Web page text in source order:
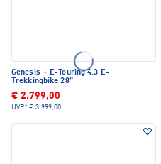
Genesis · E-Touring 4.3 E-
Trekkingbike 28”
€ 2.799,00
UVP* € 3.999,00